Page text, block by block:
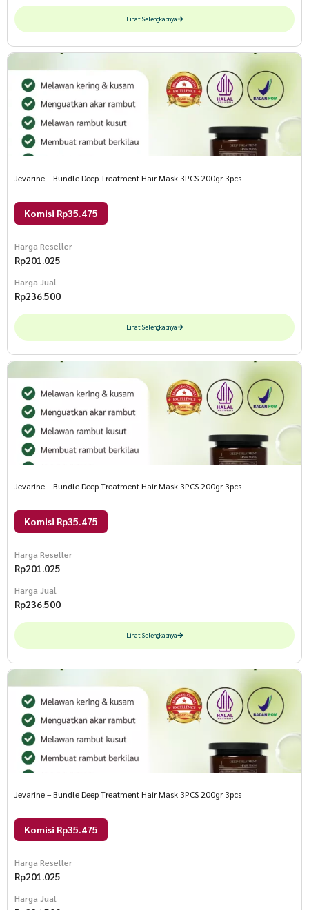
Lihat Selengkapnya
Jevarine – Bundle Deep Treatment Hair Mask 3PCS 200gr 3pcs
Komisi Rp35.475
Harga Reseller
Rp201.025
Harga Jual
Rp236.500
Lihat Selengkapnya
Jevarine – Bundle Deep Treatment Hair Mask 3PCS 200gr 3pcs
Komisi Rp35.475
Harga Reseller
Rp201.025
Harga Jual
Rp236.500
Lihat Selengkapnya
Jevarine – Bundle Deep Treatment Hair Mask 3PCS 200gr 3pcs
Komisi Rp35.475
Harga Reseller
Rp201.025
Harga Jual